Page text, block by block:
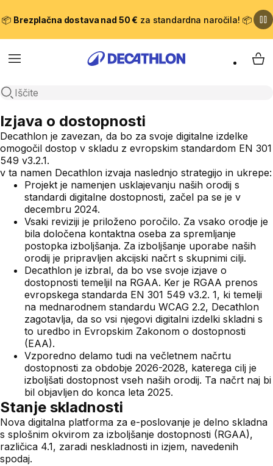
📦 Brezplačna dostava nad 50 € za standardna naročila! 📦
Meni
Odpri iskanje
Izjava o dostopnosti
Decathlon je zavezan, da bo za svoje digitalne izdelke
omogočil dostop v skladu z evropskim standardom EN 301
549 v3.2.1.
v ta namen Decathlon izvaja naslednjo strategijo in ukrepe:
Projekt je namenjen usklajevanju naših orodij s
standardi digitalne dostopnosti, začel pa se je v
decembru 2024.
Vsaki reviziji je priloženo poročilo. Za vsako orodje je
bila določena kontaktna oseba za spremljanje
postopka izboljšanja. Za izboljšanje uporabe naših
orodij je pripravljen akcijski načrt s skupnimi cilji.
Decathlon je izbral, da bo vse svoje izjave o
dostopnosti temeljil na RGAA. Ker je RGAA prenos
evropskega standarda EN 301 549 v3.2. 1, ki temelji
na mednarodnem standardu WCAG 2.2, Decathlon
zagotavlja, da so vsi njegovi digitalni izdelki skladni s
to uredbo in Evropskim Zakonom o dostopnosti
(EAA).
Vzporedno delamo tudi na večletnem načrtu
dostopnosti za obdobje 2026-2028, katerega cilj je
izboljšati dostopnost vseh naših orodij. Ta načrt naj bi
bil objavljen do konca leta 2025.
Stanje skladnosti
Nova digitalna platforma za e-poslovanje je delno skladna
s splošnim okvirom za izboljšanje dostopnosti (RGAA),
različica 4.1, zaradi neskladnosti in izjem, navedenih
spodaj.